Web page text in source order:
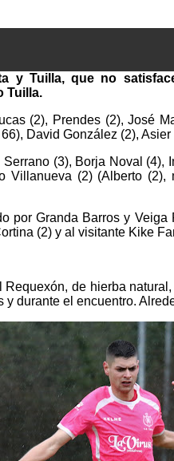
y Tuilla, que no
Tuilla.
(2), Prendes (2), José
David González (2),
Serrano (3), Borja Noval (4),
Villanueva (2) (Alberto
por Granda Barros y
(2) y al visitante Kike
Requexón, de hierba
durante el encuentro.